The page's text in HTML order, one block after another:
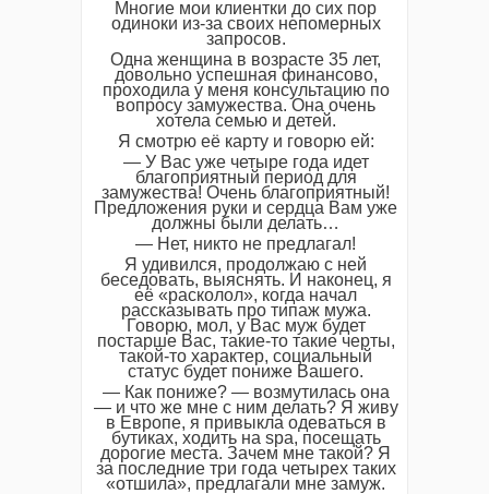
Многие мои клиентки до сих пор
одиноки из-за своих непомерных
запросов.
Одна женщина в возрасте 35 лет,
довольно успешная финансово,
проходила у меня консультацию по
вопросу замужества. Она очень
хотела семью и детей.
Я смотрю её карту и говорю ей:
— У Вас уже четыре года идет
благоприятный период для
замужества! Очень благоприятный!
Предложения руки и сердца Вам уже
должны были делать…
— Нет, никто не предлагал!
Я удивился, продолжаю с ней
беседовать, выяснять. И наконец, я
её «расколол», когда начал
рассказывать про типаж мужа.
Говорю, мол, у Вас муж будет
постарше Вас, такие-то такие черты,
такой-то характер, социальный
статус будет пониже Вашего.
— Как пониже? — возмутилась она
— и что же мне с ним делать? Я живу
в Европе, я привыкла одеваться в
бутиках, ходить на spa, посещать
дорогие места. Зачем мне такой? Я
за последние три года четырех таких
«отшила», предлагали мне замуж.